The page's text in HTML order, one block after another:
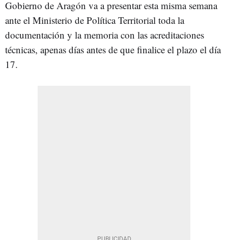
Gobierno de Aragón va a presentar esta misma semana
ante el Ministerio de Política Territorial toda la
documentación y la memoria con las acreditaciones
técnicas, apenas días antes de que finalice el plazo el día
17.